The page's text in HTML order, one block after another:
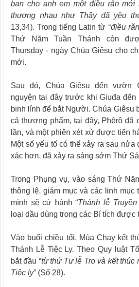
ban cho anh em một điều răn mới
thương nhaunhư Thầy đã yêu
13,34). Trong tiếng Latin từ “điều răn
Thứ Năm Tuần Thánh còn
Thursday- ngày Chúa Giêsu cho
mới.
Sau đó, Chúa Giêsu đến vườn
nguyện tại đây trước khi Giuđa
binh lính để bắt Người. Chúa Giêsu
cả thượng phẩm, tại đây, Phêrô đã
lần, và một phiên xét xử được tiến
Một số yếu tố có thể xảy ra sau nửa
xác hơn, đã xảy ra sáng sớm Thứ
Trong Phụng vụ, vào sáng Thứ
thông lệ, giám mục và các linh mục
mình sẽ cử hành “Thánh lễ
loại dầu dùng trong các Bí tích được
Vào buổi chiều tối, Mùa Chay kết
Thánh Lễ Tiệc Ly. Theo Quy luật
bắt đầu “từ thứ Tư lễ Tro và kết thúc
Tiệc ly” (Số 28).